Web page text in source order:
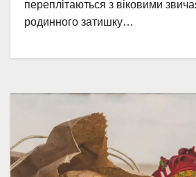
переплітаються з віковими
родинного затишку…